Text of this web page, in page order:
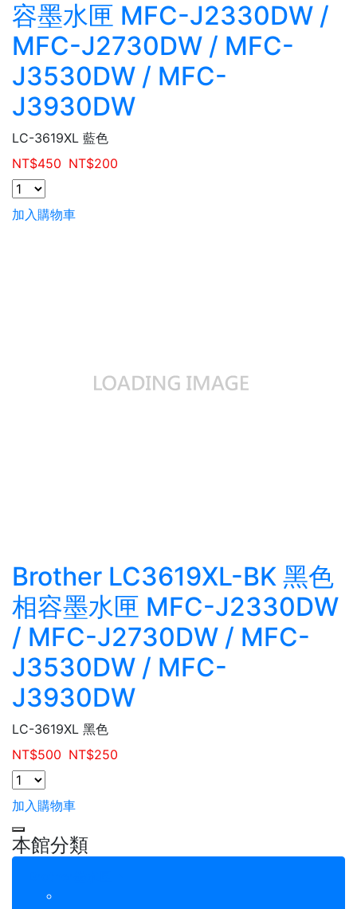
本館分類
容墨水匣 MFC-J2330DW /
MFC-J2730DW / MFC-
J3530DW / MFC-
J3930DW
LC-3619XL 藍色
NT$450 NT$200
加入購物車
Brother LC3619XL-BK 黑色
相容墨水匣 MFC-J2330DW
/ MFC-J2730DW / MFC-
J3530DW / MFC-
J3930DW
LC-3619XL 黑色
NT$500 NT$250
加入購物車